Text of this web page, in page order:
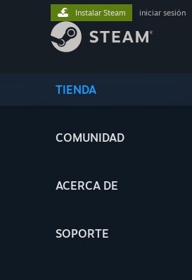
TIENDA
COMUNIDAD
ACERCA DE
SOPORTE
Instalar Steam iniciar sesión